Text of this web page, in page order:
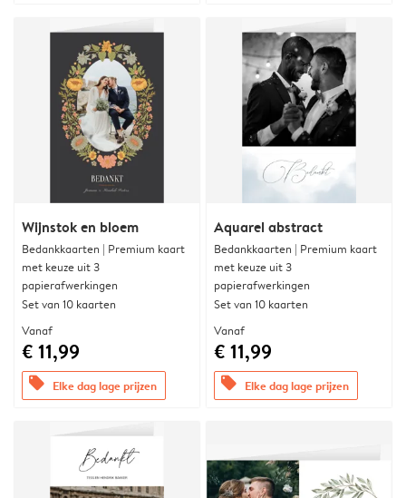
Wijnstok en bloem
Bedankkaarten | Premium kaart
met keuze uit 3
papierafwerkingen
Set van 10 kaarten
Vanaf
€ 11,99
offers Elke dag lage prijzen
Aquarel abstract
Bedankkaarten | Premium kaart
met keuze uit 3
papierafwerkingen
Set van 10 kaarten
Vanaf
€ 11,99
offers Elke dag lage prijzen